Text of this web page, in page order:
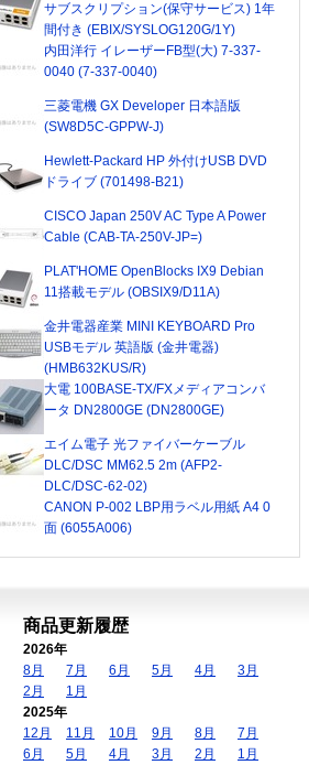
サブスクリプション(保守サービス) 1年
間付き (EBIX/SYSLOG120G/1Y)
内田洋行 イレーザーFB型(大) 7-337-
0040 (7-337-0040)
三菱電機 GX Developer 日本語版
(SW8D5C-GPPW-J)
Hewlett-Packard HP 外付けUSB DVD
ドライブ (701498-B21)
CISCO Japan 250V AC Type A Power
Cable (CAB-TA-250V-JP=)
PLAT'HOME OpenBlocks IX9 Debian
11搭載モデル (OBSIX9/D11A)
金井電器産業 MINI KEYBOARD Pro
USBモデル 英語版 (金井電器)
(HMB632KUS/R)
大電 100BASE-TX/FXメディアコンバ
ータ DN2800GE (DN2800GE)
エイム電子 光ファイバーケーブル
DLC/DSC MM62.5 2m (AFP2-
DLC/DSC-62-02)
CANON P-002 LBP用ラベル用紙 A4 0
面 (6055A006)
商品更新履歴
2026年
8月
7月 6月 5月 4月
3月
2月
1月
2025年
12月
11月 10月 9月 8月
7月
6月
5月 4月 3月 2月
1月